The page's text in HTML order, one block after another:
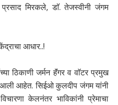
प्रसाद मिरकले, डाॅ. तेजस्वीनी जंगम
आधार..!
ठिकाणी जर्मन हॅंगर व वाॅटर प्रमुख
आहेत. सिईओ कुलदीप जंगम यांनी
केलनंतर भाविकांनी प्रेमाचा